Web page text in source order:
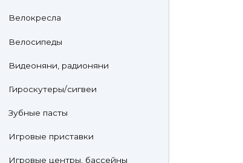
Велокресла
Велосипеды
Видеоняни, радионяни
Гироскутеры/сигвеи
Зубные пасты
Игровые приставки
Игровые центры, бассейны